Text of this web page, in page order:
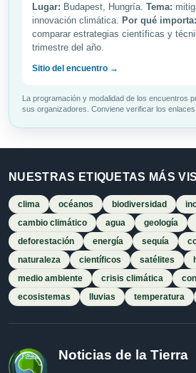
Lugar: Budapest, Hungría. Tema:
innovación climática. Por qué importa:
comparar estrategias científicas y
trimestre del año.
Sitio del encuentro →
La programación y modalidad de los encuentros
sus organizadores. Conviene verificar los
NUESTRAS ETIQUETAS MÁS
clima océanos biodiversidad
cambio climático
agua geología
deforestación
energía sequía
naturaleza
científicos satélites
medio ambiente
crisis climática
ecosistemas
lluvias temperatura
Noticias de la Tierra